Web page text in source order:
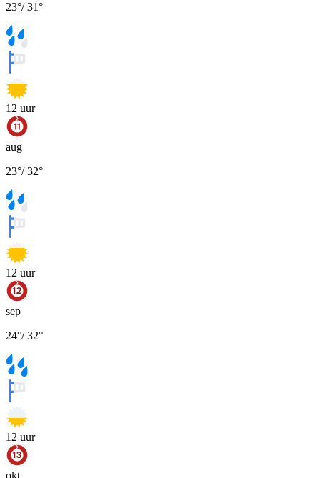
23°/31°
12 uur
aug
23°/32°
12 uur
sep
24°/32°
12 uur
okt